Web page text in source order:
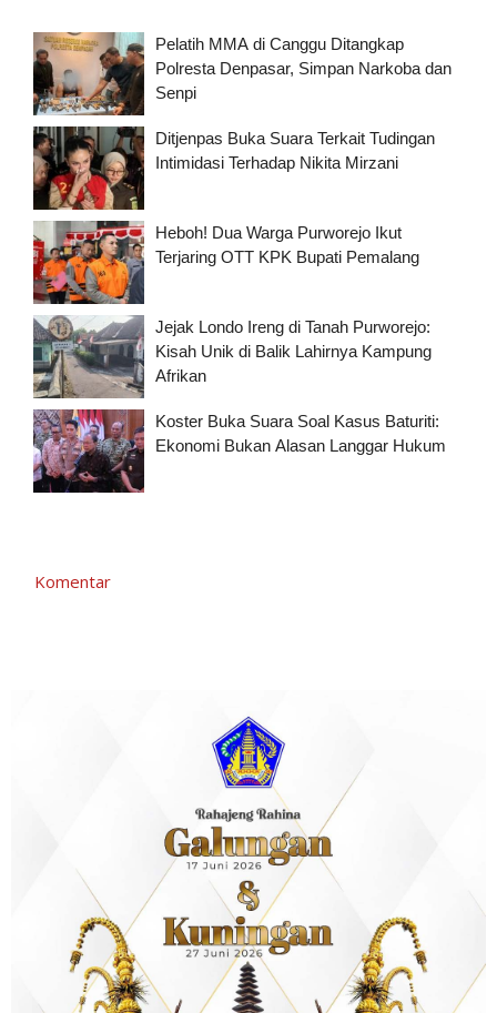
Pelatih MMA di Canggu Ditangkap
Polresta Denpasar, Simpan Narkoba dan
Senpi
Ditjenpas Buka Suara Terkait Tudingan
Intimidasi Terhadap Nikita Mirzani
Heboh! Dua Warga Purworejo Ikut
Terjaring OTT KPK Bupati Pemalang
Jejak Londo Ireng di Tanah Purworejo:
Kisah Unik di Balik Lahirnya Kampung
Afrikan
Koster Buka Suara Soal Kasus Baturiti:
Ekonomi Bukan Alasan Langgar Hukum
Komentar